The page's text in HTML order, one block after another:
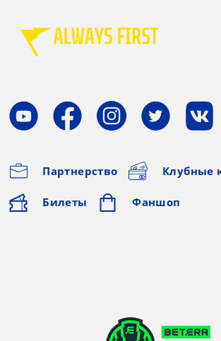
Партнерство Клубные
Билеты Фаншоп